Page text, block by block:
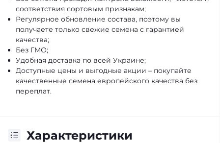
соответствия сортовым признакам;
Регулярное обновление состава, поэтому вы
получаете только свежие семена с гарантией
качества;
Без ГМО;
Удобная доставка по всей Украине;
Доступные цены и выгодные акции – покупайте
качественные семена европейского качества без
переплат.
Характеристики